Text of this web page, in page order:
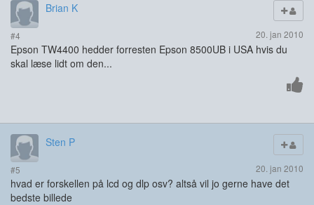
Brian K
#4 20. jan 2010
Epson TW4400 hedder forresten Epson 8500UB i USA hvis du
skal læse lidt om den...
Sten P
#5 20. jan 2010
hvad er forskellen på lcd og dlp osv? altså vil jo gerne have det
bedste billede